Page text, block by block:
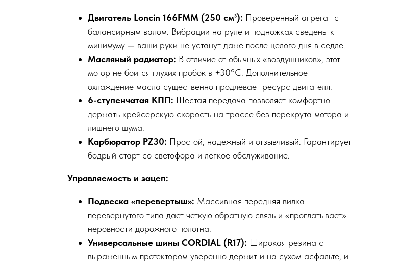
Двигатель Loncin 166FMM (250 см³): Проверенный агрегат с
балансирным валом. Вибрации на руле и подножках сведены к
минимуму — ваши руки не устанут даже после целого дня в седле.
Масляный радиатор: В отличие от обычных «воздушников», этот
мотор не боится глухих пробок в +30°C. Дополнительное
охлаждение масла существенно продлевает ресурс двигателя.
6-ступенчатая КПП: Шестая передача позволяет комфортно
держать крейсерскую скорость на трассе без перекрута мотора и
лишнего шума.
Карбюратор PZ30: Простой, надежный и отзывчивый. Гарантирует
бодрый старт со светофора и легкое обслуживание.
Управляемость и зацеп:
Подвеска «перевертыш»: Массивная передняя вилка
перевернутого типа дает четкую обратную связь и «проглатывает»
неровности дорожного полотна.
Универсальные шины CORDIAL (R17): Широкая резина с
выраженным протектором уверенно держит и на сухом асфальте, и